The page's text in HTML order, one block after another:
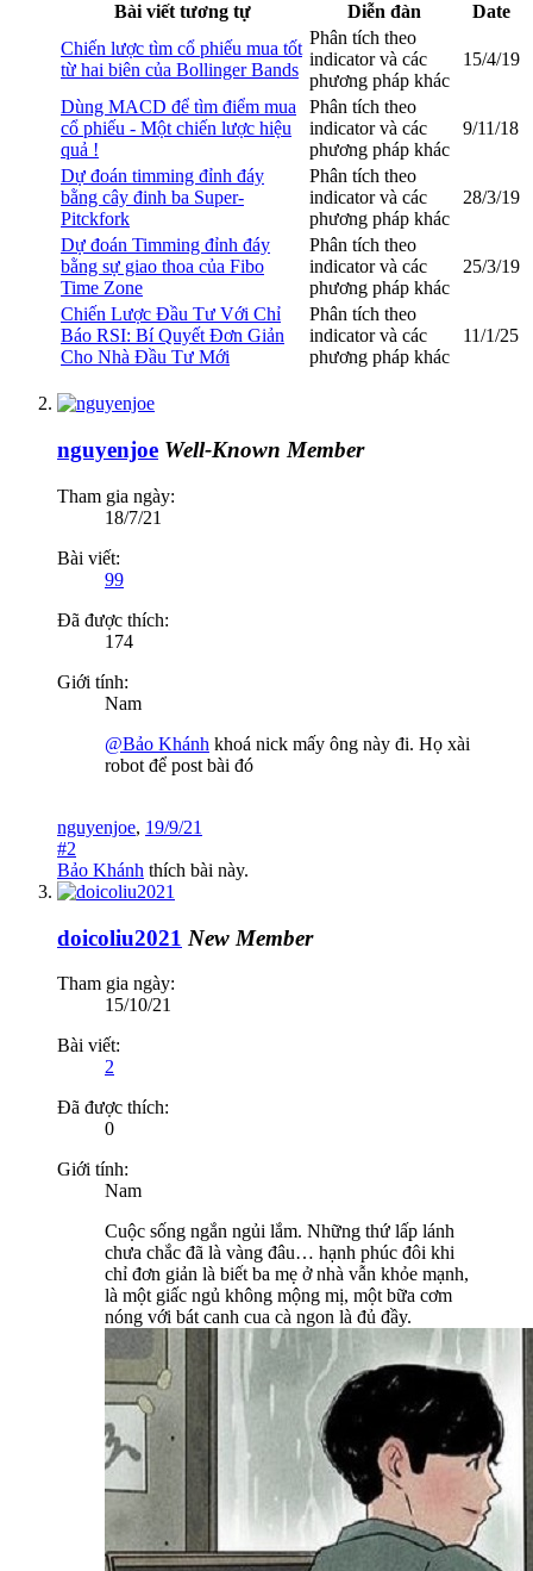
Bài viết tương tự Diễn đàn
Date
Chiến lược tìm cổ phiếu mua tốt
từ hai biên của Bollinger Bands
Phân tích theo
indicator và các
phương pháp khác
15/4/19
Dùng MACD để tìm điểm mua
cổ phiếu - Một chiến lược hiệu
quả !
Phân tích theo
indicator và các
phương pháp khác
9/11/18
Dự đoán timming đỉnh đáy
bằng cây đinh ba Super-
Pitckfork
Phân tích theo
indicator và các
phương pháp khác
28/3/19
Dự đoán Timming đỉnh đáy
bằng sự giao thoa của Fibo
Time Zone
Phân tích theo
indicator và các
phương pháp khác
25/3/19
Chiến Lược Đầu Tư Với Chỉ
Báo RSI: Bí Quyết Đơn Giản
Cho Nhà Đầu Tư Mới
Phân tích theo
indicator và các
phương pháp khác
11/1/25
nguyenjoe Well-Known Member
Tham gia ngày:
18/7/21
Bài viết:
99
Đã được thích:
174
Giới tính:
Nam
@Bảo Khánh khoá nick mấy ông này đi. Họ xài
robot để post bài đó
nguyenjoe, 19/9/21
#2
Bảo Khánh thích bài này.
doicoliu2021 New Member
Tham gia ngày:
15/10/21
Bài viết:
2
Đã được thích:
0
Giới tính:
Nam
Cuộc sống ngắn ngủi lắm. Những thứ lấp lánh
chưa chắc đã là vàng đâu… hạnh phúc đôi khi
chỉ đơn giản là biết ba mẹ ở nhà vẫn khỏe mạnh,
là một giấc ngủ không mộng mị, một bữa cơm
nóng với bát canh cua cà ngon là đủ đầy.